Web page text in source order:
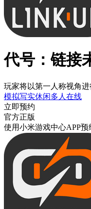
代号：链接
玩家将以第一人称视角
模拟写实休闲多人在线
立即预约
官方正版
使用小米游戏中心APP预